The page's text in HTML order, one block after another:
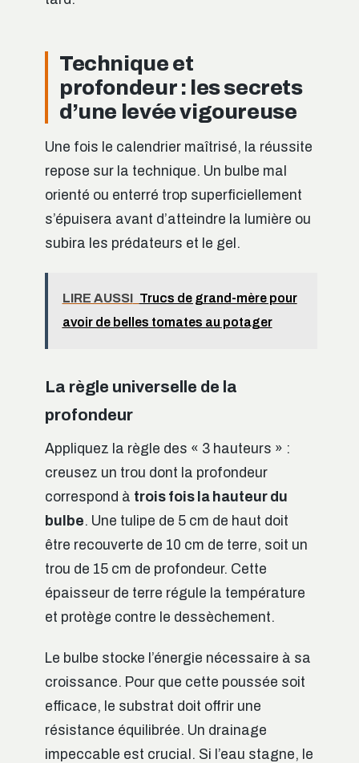
Technique et
profondeur : les secrets
d’une levée vigoureuse
Une fois le calendrier maîtrisé, la réussite
repose sur la technique. Un bulbe mal
orienté ou enterré trop superficiellement
s’épuisera avant d’atteindre la lumière ou
subira les prédateurs et le gel.
LIRE AUSSI Trucs de grand-mère pour
avoir de belles tomates au potager
La règle universelle de la
profondeur
Appliquez la règle des « 3 hauteurs » :
creusez un trou dont la profondeur
correspond à trois fois la hauteur du
bulbe. Une tulipe de 5 cm de haut doit
être recouverte de 10 cm de terre, soit un
trou de 15 cm de profondeur. Cette
épaisseur de terre régule la température
et protège contre le dessèchement.
Le bulbe stocke l’énergie nécessaire à sa
croissance. Pour que cette poussée soit
efficace, le substrat doit offrir une
résistance équilibrée. Un drainage
impeccable est crucial. Si l’eau stagne, le